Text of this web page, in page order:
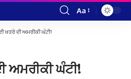
Font
Aa
ਖਤਰੇ ਦੀ ਅਮਰੀਕੀ ਘੰਟੀ!
ਅਮਰੀਕੀ ਘੰਟੀ!